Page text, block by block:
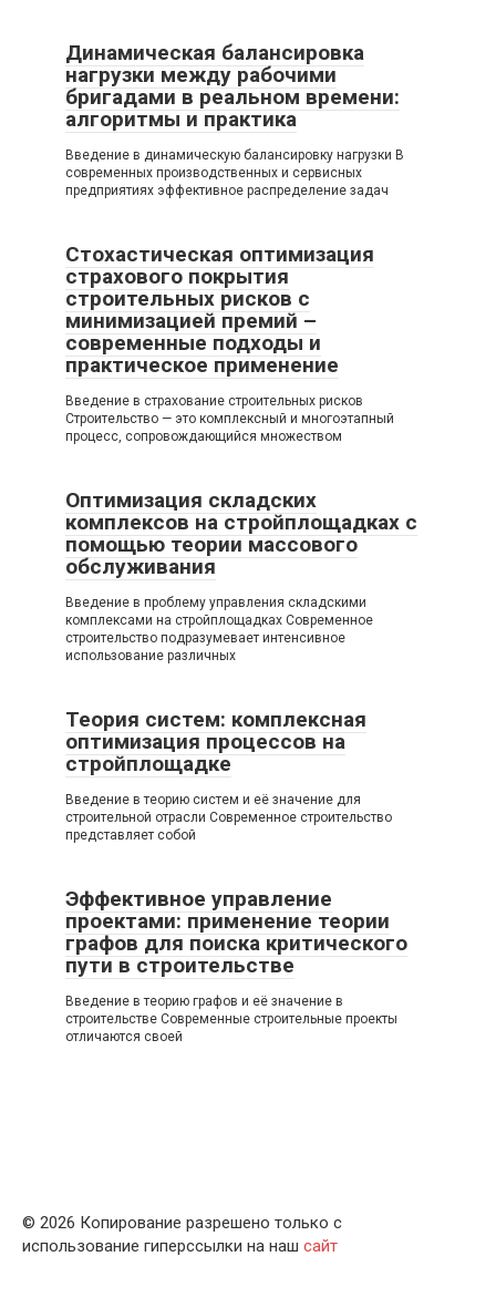
Динамическая балансировка
нагрузки между рабочими
бригадами в реальном времени:
алгоритмы и практика
Введение в динамическую балансировку нагрузки В
современных производственных и сервисных
предприятиях эффективное распределение задач
Стохастическая оптимизация
страхового покрытия
строительных рисков с
минимизацией премий –
современные подходы и
практическое применение
Введение в страхование строительных рисков
Строительство — это комплексный и многоэтапный
процесс, сопровождающийся множеством
Оптимизация складских
комплексов на стройплощадках с
помощью теории массового
обслуживания
Введение в проблему управления складскими
комплексами на стройплощадках Современное
строительство подразумевает интенсивное
использование различных
Теория систем: комплексная
оптимизация процессов на
стройплощадке
Введение в теорию систем и её значение для
строительной отрасли Современное строительство
представляет собой
Эффективное управление
проектами: применение теории
графов для поиска критического
пути в строительстве
Введение в теорию графов и её значение в
строительстве Современные строительные проекты
отличаются своей
© 2026 Копирование разрешено только с
использование гиперссылки на наш сайт